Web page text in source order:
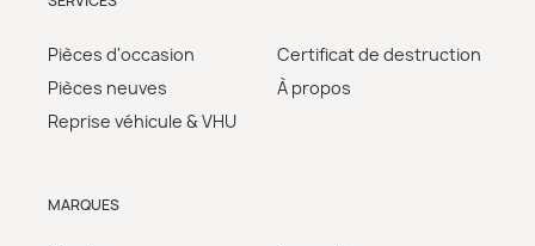
Pièces d'occasion
Pièces neuves
Reprise véhicule & VHU
Certificat de destruction
À propos
MARQUES